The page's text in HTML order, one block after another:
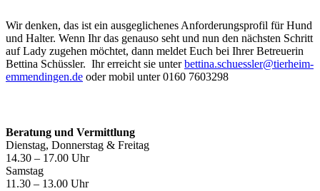
Wir denken, das ist ein ausgeglichenes Anforderungsprofil für Hund
und Halter. Wenn Ihr das genauso seht und nun den nächsten Schritt
auf Lady zugehen möchtet, dann meldet Euch bei Ihrer Betreuerin
Bettina Schüssler. Ihr erreicht sie unterbettina.schuessler@tierheim-
emmendingen.de oder mobil unter 0160 7603298
Beratung und Vermittlung
Dienstag, Donnerstag & Freitag
14.30 – 17.00 Uhr
Samstag
11.30 – 13.00 Uhr